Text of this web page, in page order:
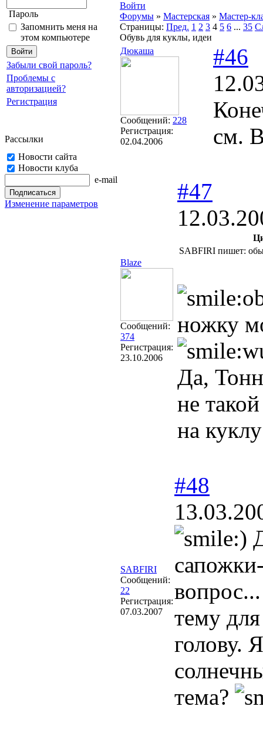
Пароль
Запомнить меня на
этом компьютере
Забыли свой пароль?
Проблемы с
авторизацией?
Регистрация
Рассылки
Новости сайта
Новости клуба
e-mail
Изменение параметров
Войти
Форумы » Мастерская » Мастер-
Страницы: Пред. 1 2 3 4 5 6 ... 35
Обувь для куклы, идеи
Дюкаша
Сообщений: 228
Регистрация:
02.04.2006
#46
см.
Blaze
Сообщений:
374
Регистрация:
23.10.2006
#47
SABFIRI пишет:
ножку
Да,
не
на
SABFIRI
Сообщений:
22
Регистрация:
07.03.2007
#48
тему
голову.
тема?